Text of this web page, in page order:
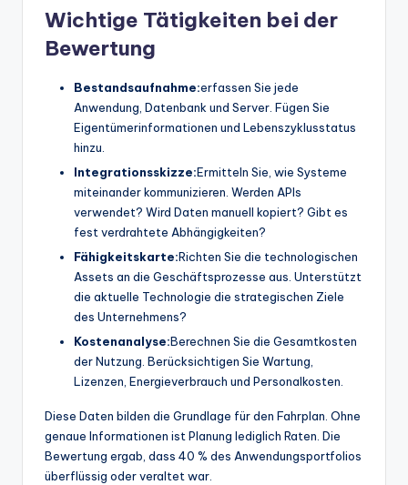
Wichtige Tätigkeiten bei der
Bewertung
Bestandsaufnahme:erfassen Sie jede
Anwendung, Datenbank und Server. Fügen Sie
Eigentümerinformationen und Lebenszyklusstatus
hinzu.
Integrationsskizze:Ermitteln Sie, wie Systeme
miteinander kommunizieren. Werden APIs
verwendet? Wird Daten manuell kopiert? Gibt es
fest verdrahtete Abhängigkeiten?
Fähigkeitskarte:Richten Sie die technologischen
Assets an die Geschäftsprozesse aus. Unterstützt
die aktuelle Technologie die strategischen Ziele
des Unternehmens?
Kostenanalyse:Berechnen Sie die Gesamtkosten
der Nutzung. Berücksichtigen Sie Wartung,
Lizenzen, Energieverbrauch und Personalkosten.
Diese Daten bilden die Grundlage für den Fahrplan. Ohne
genaue Informationen ist Planung lediglich Raten. Die
Bewertung ergab, dass 40 % des Anwendungsportfolios
überflüssig oder veraltet war.